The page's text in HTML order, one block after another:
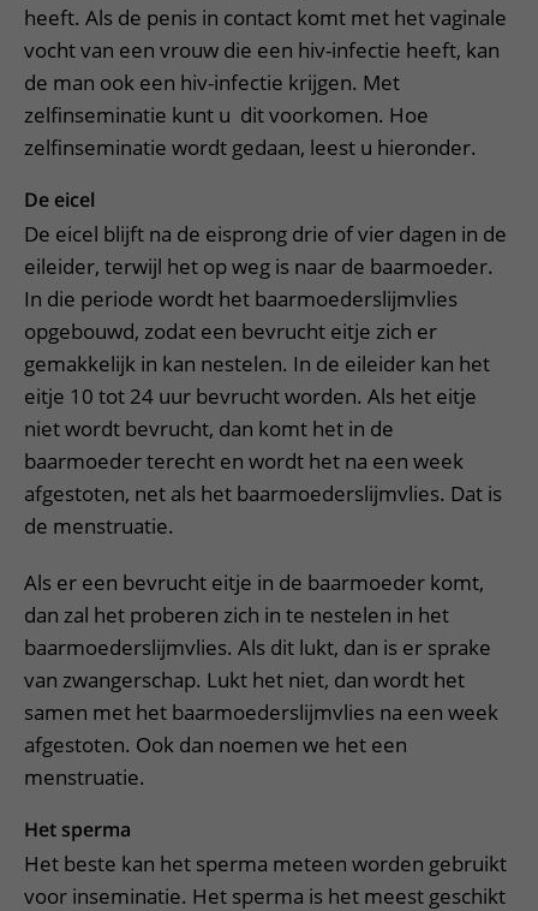
heeft. Als de penis in contact komt met het vaginale
vocht van een vrouw die een hiv-infectie heeft, kan
de man ook een hiv-infectie krijgen. Met
zelfinseminatie kunt u dit voorkomen. Hoe
zelfinseminatie wordt gedaan, leest u hieronder.
De eicel
De eicel blijft na de eisprong drie of vier dagen in de
eileider, terwijl het op weg is naar de baarmoeder.
In die periode wordt het baarmoederslijmvlies
opgebouwd, zodat een bevrucht eitje zich er
gemakkelijk in kan nestelen. In de eileider kan het
eitje 10 tot 24 uur bevrucht worden. Als het eitje
niet wordt bevrucht, dan komt het in de
baarmoeder terecht en wordt het na een week
afgestoten, net als het baarmoederslijmvlies. Dat is
de menstruatie.
Als er een bevrucht eitje in de baarmoeder komt,
dan zal het proberen zich in te nestelen in het
baarmoederslijmvlies. Als dit lukt, dan is er sprake
van zwangerschap. Lukt het niet, dan wordt het
samen met het baarmoederslijmvlies na een week
afgestoten. Ook dan noemen we het een
menstruatie.
Het sperma
Het beste kan het sperma meteen worden gebruikt
voor inseminatie. Het sperma is het meest geschikt